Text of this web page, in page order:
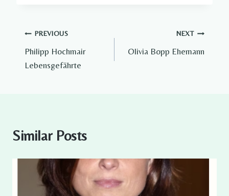
Post
navigation
PREVIOUS
Philipp Hochmair
Lebensgefährte
NEXT
Olivia Bopp Ehemann​
Similar Posts